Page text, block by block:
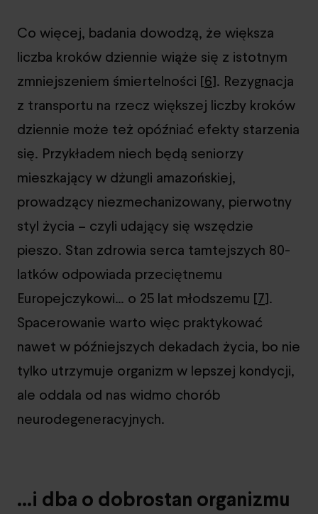
Co więcej, badania dowodzą, że większa
liczba kroków dziennie wiąże się z istotnym
zmniejszeniem śmiertelności [6]. Rezygnacja
z transportu na rzecz większej liczby kroków
dziennie może też opóźniać efekty starzenia
się. Przykładem niech będą seniorzy
mieszkający w dżungli amazońskiej,
prowadzący niezmechanizowany, pierwotny
styl życia – czyli udający się wszędzie
pieszo. Stan zdrowia serca tamtejszych 80-
latków odpowiada przeciętnemu
Europejczykowi… o 25 lat młodszemu [7].
Spacerowanie warto więc praktykować
nawet w późniejszych dekadach życia, bo nie
tylko utrzymuje organizm w lepszej kondycji,
ale oddala od nas widmo chorób
neurodegeneracyjnych.
…i dba o dobrostan organizmu